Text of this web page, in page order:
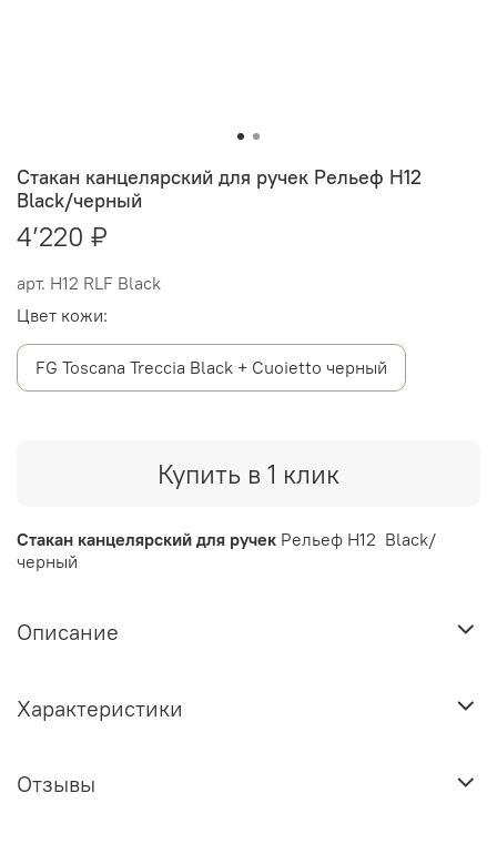
арт. Н12 RLF Black
Стакан канцелярский для ручек Рельеф Н12
Black/черный
4’220 ₽
Купить в 1 клик
Цвет кожи:
FG Toscana Treccia Black + Cuoietto черный
Стакан канцелярский для ручек Рельеф Н12 Black/
черный
Описание
Характеристики
Отзывы